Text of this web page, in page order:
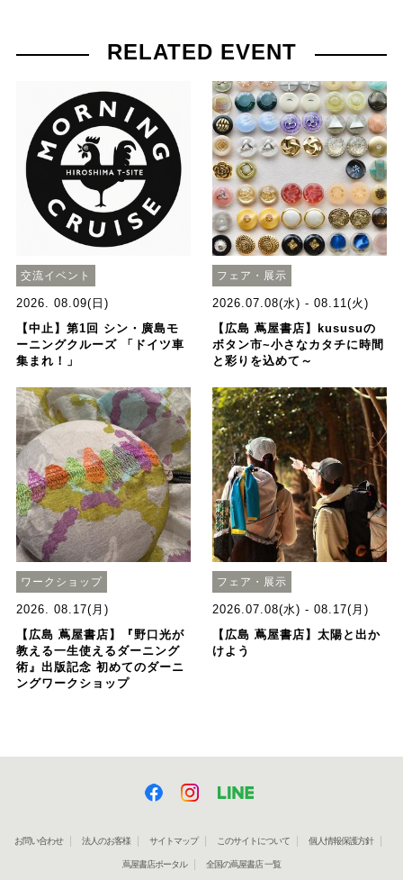
RELATED EVENT
交流イベント
2026. 08.09(日)
【中止】第1回 シン・廣島モ
ーニングクルーズ 「ドイツ車
集まれ！」
フェア・展示
2026.07.08(水) - 08.11(火)
【広島 蔦屋書店】kususuの
ボタン市~小さなカタチに時間
と彩りを込めて～
ワークショップ
2026. 08.17(月)
【広島 蔦屋書店】『野口光が
教える一生使えるダーニング
術』出版記念 初めてのダーニ
ングワークショップ
フェア・展示
2026.07.08(水) - 08.17(月)
【広島 蔦屋書店】太陽と出か
けよう
お問い合わせ 法人のお客様 サイトマップ このサイトについて 個人情報保護方針
蔦屋書店ポータル 全国の蔦屋書店 一覧